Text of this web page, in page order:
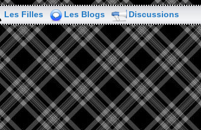
Les Filles Les Blogs Discussions